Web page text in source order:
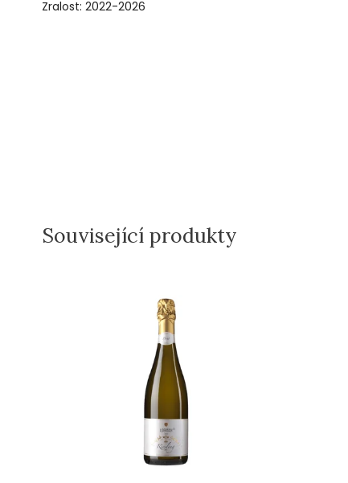
Zralost: 2022-2026
Související produkty